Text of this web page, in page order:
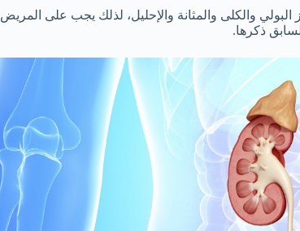
والكلى والمثانة والإحليل، لذلك يجب على المريض
ذكرها.